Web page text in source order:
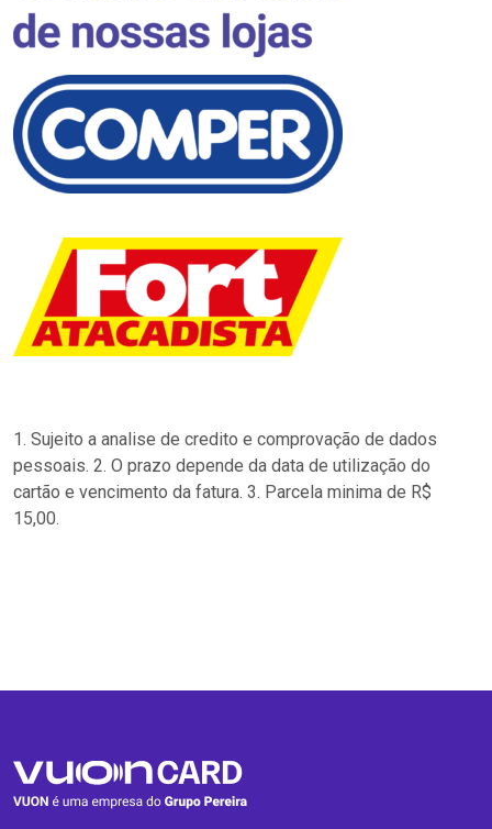
1. Sujeito a analise de credito e comprovação de dados
pessoais. 2. O prazo depende da data de utilização do
cartão e vencimento da fatura. 3. Parcela minima de R$
15,00.